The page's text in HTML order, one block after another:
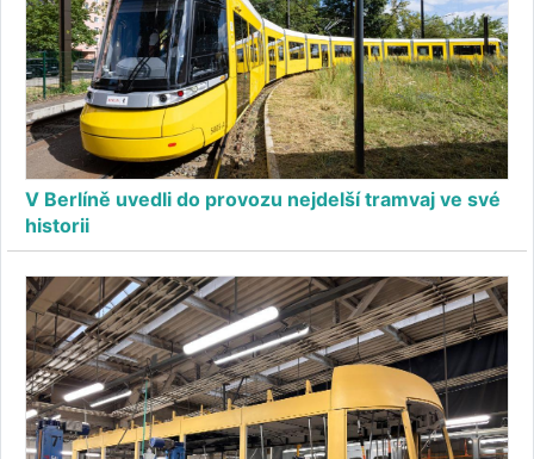
V Berlíně uvedli do provozu nejdelší tramvaj ve své
historii